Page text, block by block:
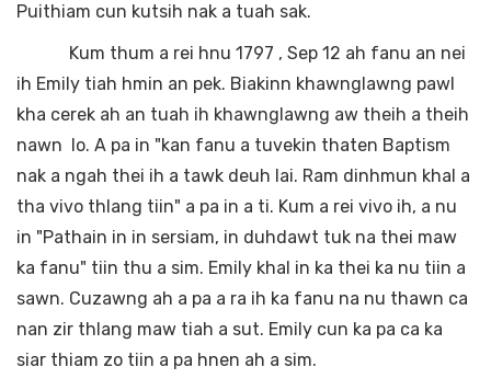
Puithiam cun kutsih nak a tuah sak.
Kum thum a rei hnu 1797 , Sep 12 ah fanu an nei
ih Emily tiah hmin an pek. Biakinn khawnglawng pawl
kha cerek ah an tuah ih khawnglawng aw theih a theih
nawn lo. A pa in "kan fanu a tuvekin thaten Baptism
nak a ngah thei ih a tawk deuh lai. Ram dinhmun khal a
tha vivo thlang tiin" a pa in a ti. Kum a rei vivo ih, a nu
in "Pathain in in sersiam, in duhdawt tuk na thei maw
ka fanu" tiin thu a sim. Emily khal in ka thei ka nu tiin a
sawn. Cuzawng ah a pa a ra ih ka fanu na nu thawn ca
nan zir thlang maw tiah a sut. Emily cun ka pa ca ka
siar thiam zo tiin a pa hnen ah a sim.